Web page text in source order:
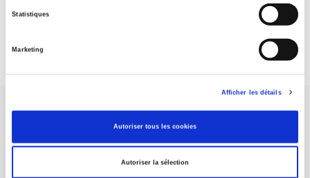
Statistiques
Marketing
Afficher les détails
Autoriser tous les cookies
Autoriser la sélection